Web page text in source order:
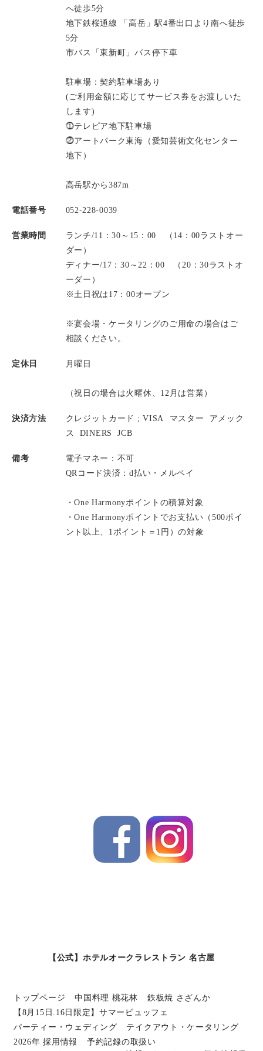
へ徒歩5分
地下鉄桜通線 「高岳」駅4番出口より南へ徒歩
5分
市バス「東新町」バス停下車
駐車場：契約駐車場あり
(ご利用金額に応じてサービス券をお渡しいた
します)
⓵テレピア地下駐車場
⓶アートパーク東海（愛知芸術文化センター
地下）
高岳駅から387m
電話番号 052-228-0039
営業時間
ランチ/11：30～15：00 （14：00ラストオー
ダー）
ディナー/17：30～22：00 （20：30ラストオ
ーダー）
※土日祝は17：00オープン
※宴会場・ケータリングのご用命の場合はご
相談ください。
定休日 月曜日
（祝日の場合は火曜休、12月は営業）
決済方法 クレジットカード ; VISA マスター
アメック
ス
DINERS JCB
備考
電子マネー：不可
QRコード決済：d払い・メルペイ
・One Harmonyポイントの積算対象
・One Harmonyポイントでお支払い（500ポイ
ント以上、1ポイント＝1円）の対象
【公式】ホテルオークラレストラン 名古屋
トップページ 中国料理 桃花林
鉄板焼 さざんか
【8月15日.16日限定】サマービュッフェ
パーティー・ウェディング
テイクアウト・ケータリング
2026年 採用情報
予約記録の取扱い